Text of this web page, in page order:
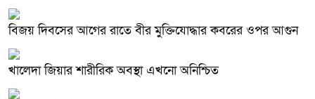
বিজয় দিবসের আগের রাতে বীর মুক্তিযোদ্ধার কবরের ওপর আগুন
খালেদা জিয়ার শারীরিক অবস্থা এখনো অনিশ্চিত